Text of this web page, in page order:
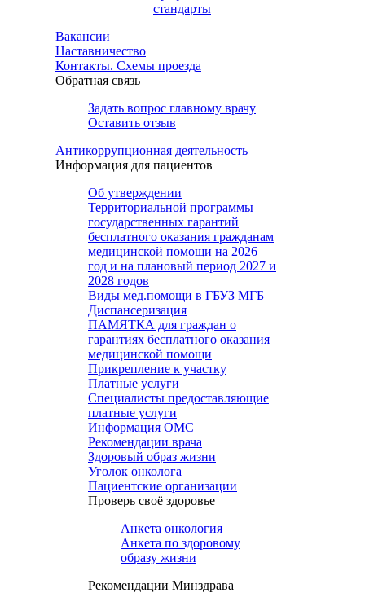
стандарты
Вакансии
Наставничество
Контакты. Схемы проезда
Обратная связь
Задать вопрос главному врачу
Оставить отзыв
Антикоррупционная деятельность
Информация для пациентов
Об утверждении
Территориальной программы
государственных гарантий
бесплатного оказания гражданам
медицинской помощи на 2026
год и на плановый период 2027 и
2028 годов
Виды мед.помощи в ГБУЗ МГБ
Диспансеризация
ПАМЯТКА для граждан о
гарантиях бесплатного оказания
медицинской помощи
Прикрепление к участку
Платные услуги
Специалисты предоставляющие
платные услуги
Информация ОМС
Рекомендации врача
Здоровый образ жизни
Уголок онколога
Пациентские организации
Проверь своё здоровье
Анкета онкология
Анкета по здоровому
образу жизни
Рекомендации Минздрава